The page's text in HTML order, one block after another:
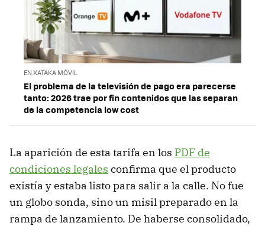
EN XATAKA MÓVIL
El problema de la televisión de pago era parecerse
tanto: 2026 trae por fin contenidos que las separan
de la competencia low cost
La aparición de esta tarifa en los PDF de
condiciones legales confirma que el producto
existía y estaba listo para salir a la calle. No fue
un globo sonda, sino un misil preparado en la
rampa de lanzamiento. De haberse consolidado,